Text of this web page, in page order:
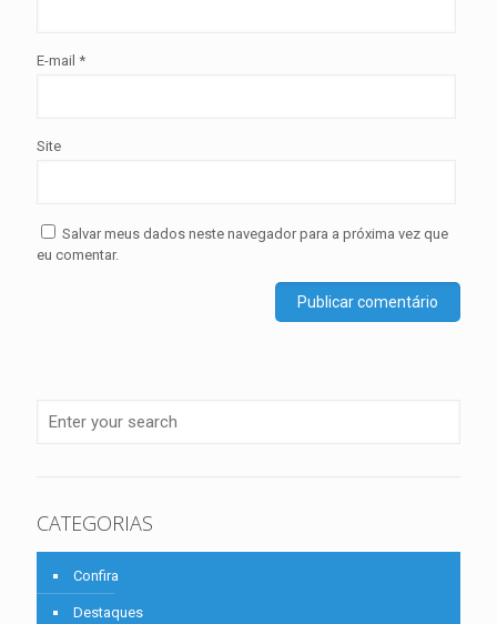
E-mail *
Site
Salvar meus dados neste navegador para a próxima vez que
eu comentar.
CATEGORIAS
Confira
Destaques